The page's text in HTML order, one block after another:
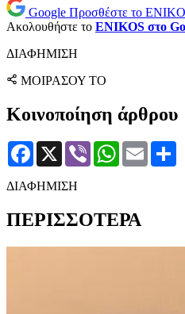
Google Προσθέστε το
Ακολουθήστε το ENIKOS στο
ΔΙΑΦΗΜΙΣΗ
ΜΟΙΡΑΣΟΥ ΤΟ
Κοινοποίηση άρθρου
Facebook
X Viber WhatsApp
Email
ΔΙΑΦΗΜΙΣΗ
ΠΕΡΙΣΣΟΤΕΡΑ